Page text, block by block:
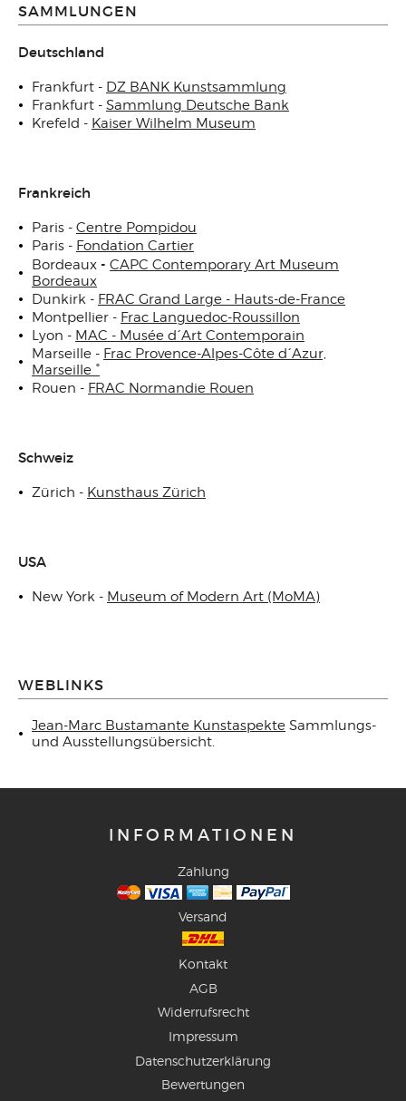
SAMMLUNGEN
Deutschland
Frankfurt - DZ BANK Kunstsammlung
Frankfurt - Sammlung Deutsche Bank
Krefeld - Kaiser Wilhelm Museum
Frankreich
Paris - Centre Pompidou
Paris - Fondation Cartier
Bordeaux - CAPC Contemporary Art Museum
Bordeaux
Dunkirk - FRAC Grand Large - Hauts-de-France
Montpellier - Frac Languedoc-Roussillon
Lyon - MAC - Musée d´Art Contemporain
Marseille - Frac Provence-Alpes-Côte d´Azur,
Marseille °
Rouen - FRAC Normandie Rouen
Schweiz
Zürich - Kunsthaus Zürich
USA
New York - Museum of Modern Art (MoMA)
WEBLINKS
Jean-Marc Bustamante Kunstaspekte Sammlungs-
und Ausstellungsübersicht.
INFORMATIONEN
Zahlung
Versand
Kontakt
AGB
Widerrufsrecht
Impressum
Datenschutzerklärung
Bewertungen